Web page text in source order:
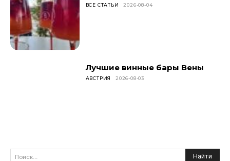
ВСЕ СТАТЬИ 2026-08-04
Лучшие винные бары Вены
АВСТРИЯ 2026-08-03
Поиск... Найти